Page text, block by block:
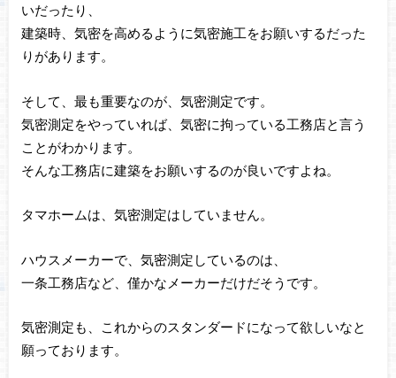
いだったり、
建築時、気密を高めるように気密施工をお願いするだった
りがあります。
そして、最も重要なのが、気密測定です。
気密測定をやっていれば、気密に拘っている工務店と言う
ことがわかります。
そんな工務店に建築をお願いするのが良いですよね。
タマホームは、気密測定はしていません。
ハウスメーカーで、気密測定しているのは、
一条工務店など、僅かなメーカーだけだそうです。
気密測定も、これからのスタンダードになって欲しいなと
願っております。